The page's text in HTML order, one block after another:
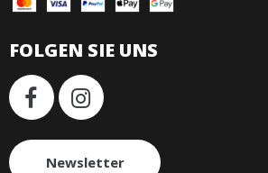
FOLGEN SIE UNS
Newsletter